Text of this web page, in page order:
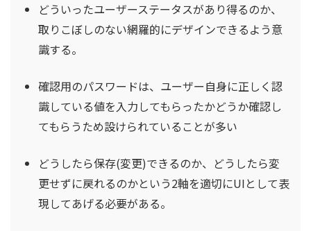
どういったユーザーステータスがあり得るのか、
取りこぼしのない網羅的にデザインできるよう意
識する。
確認用のパスワードは、ユーザー自身に正しく認
識している値を入力してもらったかどうか確認し
てもらうため設けられていることが多い
どうしたら保存(変更)できるのか、どうしたら変
更せずに戻れるのかという2軸を適切にUIとして表
現してあげる必要がある。